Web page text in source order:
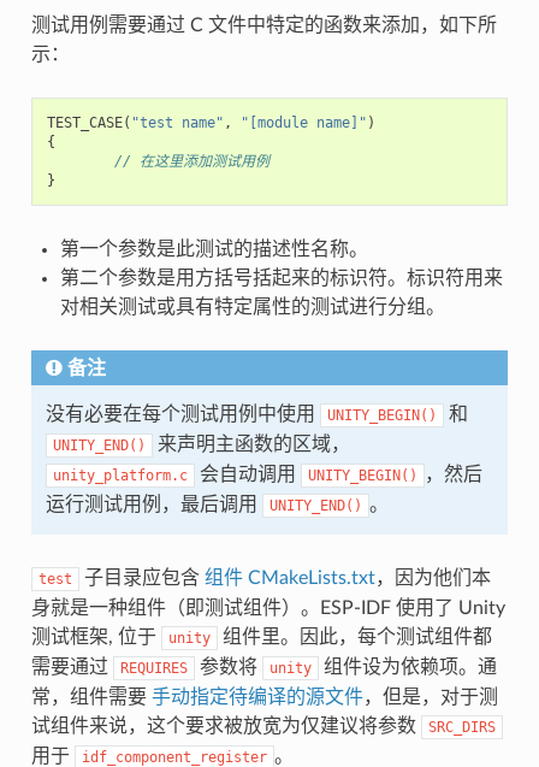
测试用例需要通过 C 文件中特定的函数来添加，如下所
示：
TEST_CASE( "test name" , "[module name]" )
{
// 在这里添加测试用例
}
第一个参数是此测试的描述性名称。
第二个参数是用方括号括起来的标识符。标识符用来
对相关测试或具有特定属性的测试进行分组。
备注
没有必要在每个测试用例中使用 UNITY_BEGIN() 和
UNITY_END() 来声明主函数的区域，
unity_platform.c 会自动调用 UNITY_BEGIN()
，然后
运行测试用例，最后调用
UNITY_END() 。
test 子目录应包含 组件 CMakeLists.txt，因为他们本
身就是一种组件（即测试组件）。ESP-IDF 使用了 Unity
测试框架, 位于
unity
组件里。因此，每个测试组件都
需要通过
REQUIRES 参数将 unity
组件设为依赖项。通
常，组件需要 手动指定待编译的源文件，但是，对于测
试组件来说，这个要求被放宽为仅建议将参数
SRC_DIRS
用于 idf_component_register 。